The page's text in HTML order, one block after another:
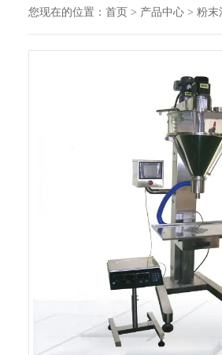
您现在的位置： 首页 > 产品中心 > 粉末